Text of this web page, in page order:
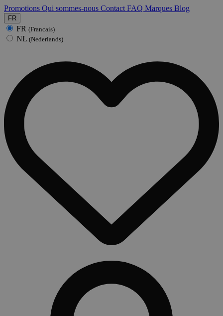
Promotions Qui sommes-nous Contact FAQ Marques Blog
FR
FR (Francais)
NL (Nederlands)